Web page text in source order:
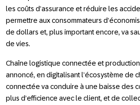
les coûts d’assurance et réduire les
permettre aux consommateurs
de dollars et, plus important encore, va
de vies.
Chaîne logistique connectée et
annoncé, en digitalisant l’écosystème de
connectée va conduire à une baisse des
plus d’efficience avec le client, et de